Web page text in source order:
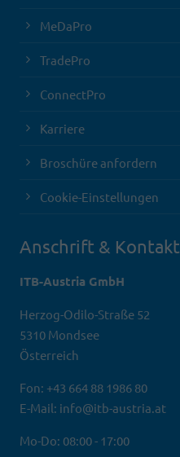
MeDaPro
TradePro
ConnectPro
Karriere
Broschüre anfordern
Cookie-Einstellungen
Anschrift & Kontakt
ITB-Austria GmbH
Herzog-Odilo-Straße 52
5310 Mondsee
Österreich
Fon: +43 664 88 1986 80
E-Mail: info@itb-austria.at
Mo-Do: 08:00 - 17:00